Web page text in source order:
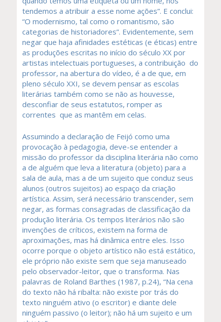
tendemos a atribuir a esse nome ações”. E conclui:
“O modernismo, tal como o romantismo, são
categorias de historiadores”. Evidentemente, sem
negar que haja afinidades estéticas (e éticas) entre
as produções escritas no início do século XX por
artistas intelectuais portugueses, a contribuição do
professor, na abertura do vídeo, é a de que, em
pleno século XXI, se devem pensar as escolas
literárias também como se não as houvesse,
desconfiar de seus estatutos, romper as
correntes que as mantêm em celas.
Assumindo a declaração de Feijó como uma
provocação à pedagogia, deve-se entender a
missão do professor da disciplina literária não como
a de alguém que leva a literatura (objeto) para a
sala de aula, mas a de um sujeito que conduz seus
alunos (outros sujeitos) ao espaço da criação
artística. Assim, será necessário transcender, sem
negar, as formas consagradas de classificação da
produção literária. Os tempos literários não são
invenções de críticos, existem na forma de
aproximações, mas há dinâmica entre eles. Isso
ocorre porque o objeto artístico não está estático,
ele próprio não existe sem que seja manuseado
pelo observador-leitor, que o transforma. Nas
palavras de Roland Barthes (1987, p.24), “Na cena
do texto não há ribalta: não existe por trás do
texto ninguém ativo (o escritor) e diante dele
ninguém passivo (o leitor); não há um sujeito e um